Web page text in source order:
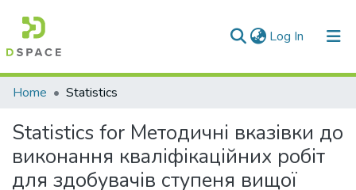
Log In (current)
Communities & Collections
All of DSpace
Home Statistics
Statistics for Методичні вказівки до
виконання кваліфікаційних робіт
для здобувачів ступеня вищої